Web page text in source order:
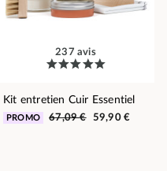
237 avis
Kit entretien Cuir Essentiel
PROMO 67,09 € 59,90 €